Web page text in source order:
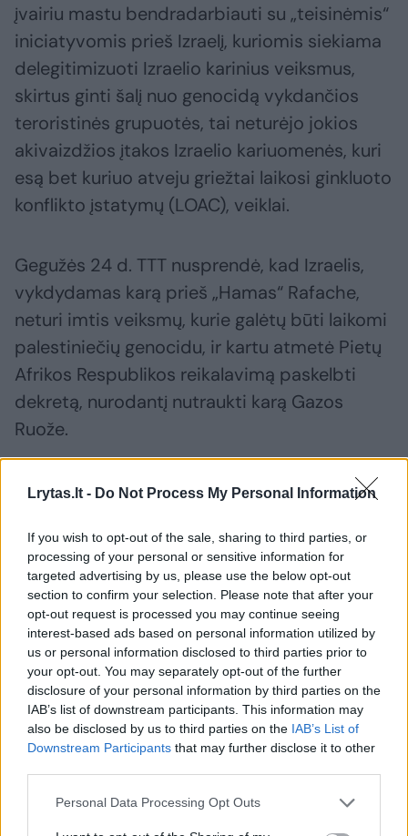
Lrytas.lt - Do Not Process My Personal Information
If you wish to opt-out of the sale, sharing to third parties, or
processing of your personal or sensitive information for
targeted advertising by us, please use the below opt-out
section to confirm your selection. Please note that after your
opt-out request is processed you may continue seeing
interest-based ads based on personal information utilized by
us or personal information disclosed to third parties prior to
your opt-out. You may separately opt-out of the further
disclosure of your personal information by third parties on the
IAB’s list of downstream participants. This information may
also be disclosed by us to third parties on the IAB’s List of
Downstream Participants that may further disclose it to other
Personal Data Processing Opt Outs
įvairiu mastu bendradarbiauti su „teisinėmis“
iniciatyvomis prieš Izraelį, kuriomis siekiama
delegitimizuoti Izraelio karinius veiksmus,
skirtus ginti šalį nuo genocidą vykdančios
teroristinės grupuotės, tai neturėjo jokios
akivaizdžios įtakos Izraelio kariuomenės, kuri
esą bet kuriuo atveju griežtai laikosi ginkluoto
konflikto įstatymų (LOAC), veiklai.
Gegužės 24 d. TTT nusprendė, kad Izraelis,
vykdydamas karą prieš „Hamas“ Rafache,
neturi imtis veiksmų, kurie galėtų būti laikomi
palestiniečių genocidu, ir kartu atmetė Pietų
Afrikos Respublikos reikalavimą paskelbti
dekretą, nurodantį nutraukti karą Gazos
Ruože.
Gegužės 20 d. TBT vyriausiasis prokuroras
išduoti Izraelio ministro pirmininko Benjamino
Netanyahu, gynybos ministro Yoavo Galanto
ir „Hamas“ teroristų vadų Yahya Sinwaro,
Muhammado Deifo ir Ismailo Haniyeh arešto
orderius.
Izraelis „Hamas“ Palestina Rodyti daugiau žymių
Komentuoti po šiuo straipsniu